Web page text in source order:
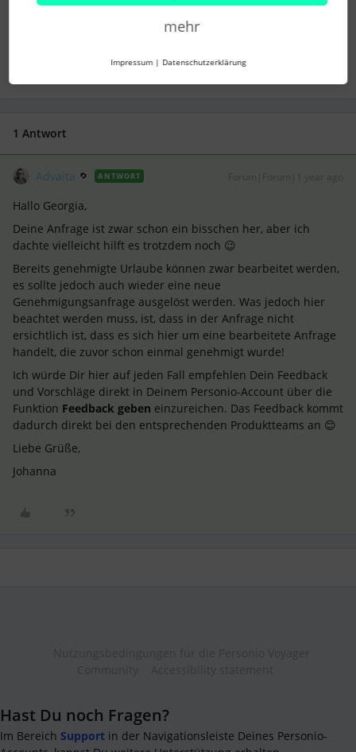
Leave Policy
1 Antwort
Advaita ANTWORT
Hallo Georgia,
Deine Anfrage ist zwar schon ein bisschen her, aber ich
dachte vielleicht hilft es trotzdem noch 😉
Bereits genehmigte Urlaube können zwar bearbeitet werden,
es sollte jedoch auch wieder eine neue
Genehmigungsanfrage ausgelöst werden. Was jedoch hier
beachtet werden muss, ist, dass in der Anfrage nicht
ersichtlich ist, dass es sich hier um eine bearbeitete Anfrage
handelt, die zuvor schon einmal genehmigt wurde!
Ich würde Dir hier auf jeden Fall empfehlen Dein Feedback
und Vorschläge direkt in Deinem Personio-Account über die
Funktion Feedback geben einzureichen. Das Feedback kommt
dadurch direkt bei den entsprechenden Produktteams an 😊
Liebe Grüße,
Johanna
Hast Du noch Fragen?
Im Bereich Support in der Navigationsleiste Deines Personio-
mehr
Impressum | Datenschutzerklärung